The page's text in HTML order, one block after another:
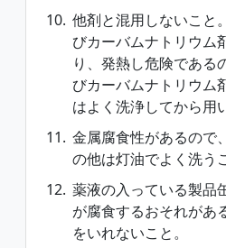
他剤と混用しないこと
びカーバムナトリウム
り、発熱し危険である
びカーバムナトリウム
はよく洗浄してから用
金属腐食性があるので
の他は灯油でよく洗う
薬液の入っている製品
が腐食するおそれがあ
をいれないこと。